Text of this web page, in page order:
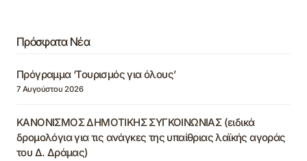
Πρόσφατα Νέα
Πρόγραμμα ‘Τουρισμός για όλους’
7 Αυγούστου 2026
ΚΑΝΟΝΙΣΜΟΣ ΔΗΜΟΤΙΚΗΣ ΣΥΓΚΟΙΝΩΝΙΑΣ (ειδικά
δρομολόγια για τις ανάγκες της υπαίθριας λαϊκής αγοράς
του Δ. Δράμας)